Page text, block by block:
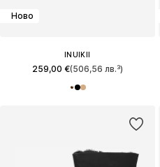
Ново
INUIKII
259,00 €(506,56 лв.³)